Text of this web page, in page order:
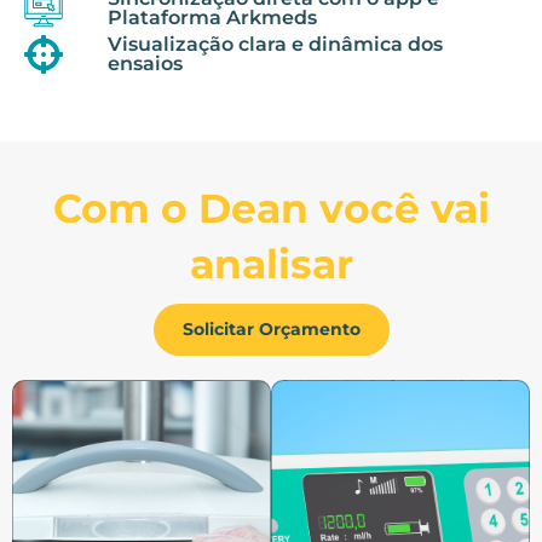
Plataforma Arkmeds
Visualização clara e dinâmica dos
ensaios
Com o Dean você vai
analisar
Solicitar Orçamento